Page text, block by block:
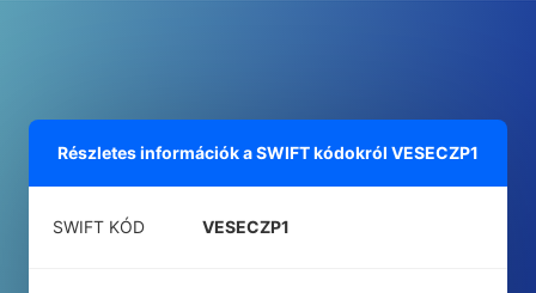
Részletes információk a SWIFT kódokról VESECZP1
SWIFT KÓD VESECZP1